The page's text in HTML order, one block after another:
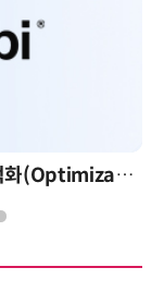
AI 시대의 의사결정을 바꾸는 수리최적화(Optimization): 실제 산업 적용 사례와 활용 전략